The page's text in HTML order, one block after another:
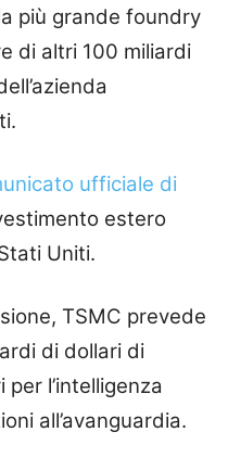
più grande foundry
di altri 100 miliardi
ufficiale di
estero
Uniti.
TSMC prevede
di dollari di
l’intelligenza
all’avanguardia.